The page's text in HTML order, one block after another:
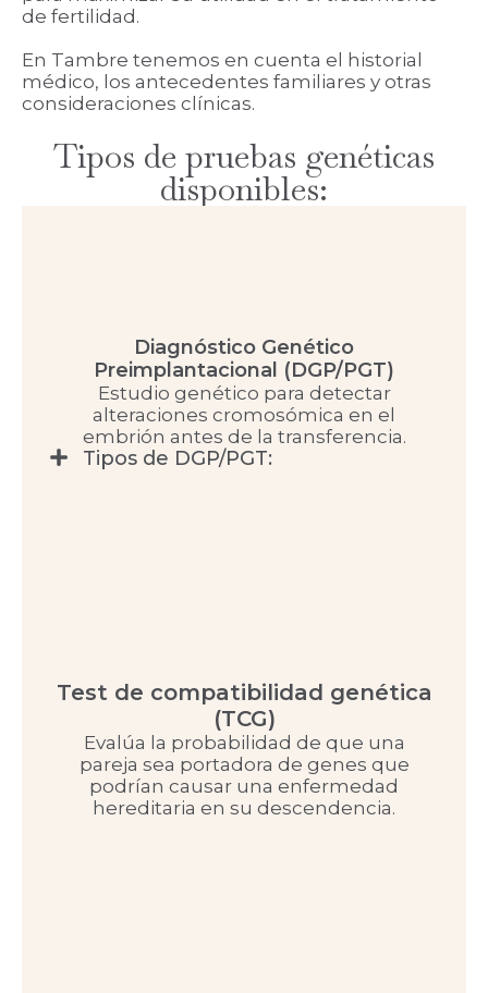
de fertilidad.
En Tambre tenemos en cuenta el historial
médico, los antecedentes familiares y otras
consideraciones clínicas.
Tipos de pruebas genéticas
disponibles:
Diagnóstico Genético
Preimplantacional (DGP/PGT)
Estudio genético para detectar
alteraciones cromosómica en el
embrión antes de la transferencia.
Tipos de DGP/PGT:
Test de compatibilidad genética
(TCG)
Evalúa la probabilidad de que una
pareja sea portadora de genes que
podrían causar una enfermedad
hereditaria en su descendencia.